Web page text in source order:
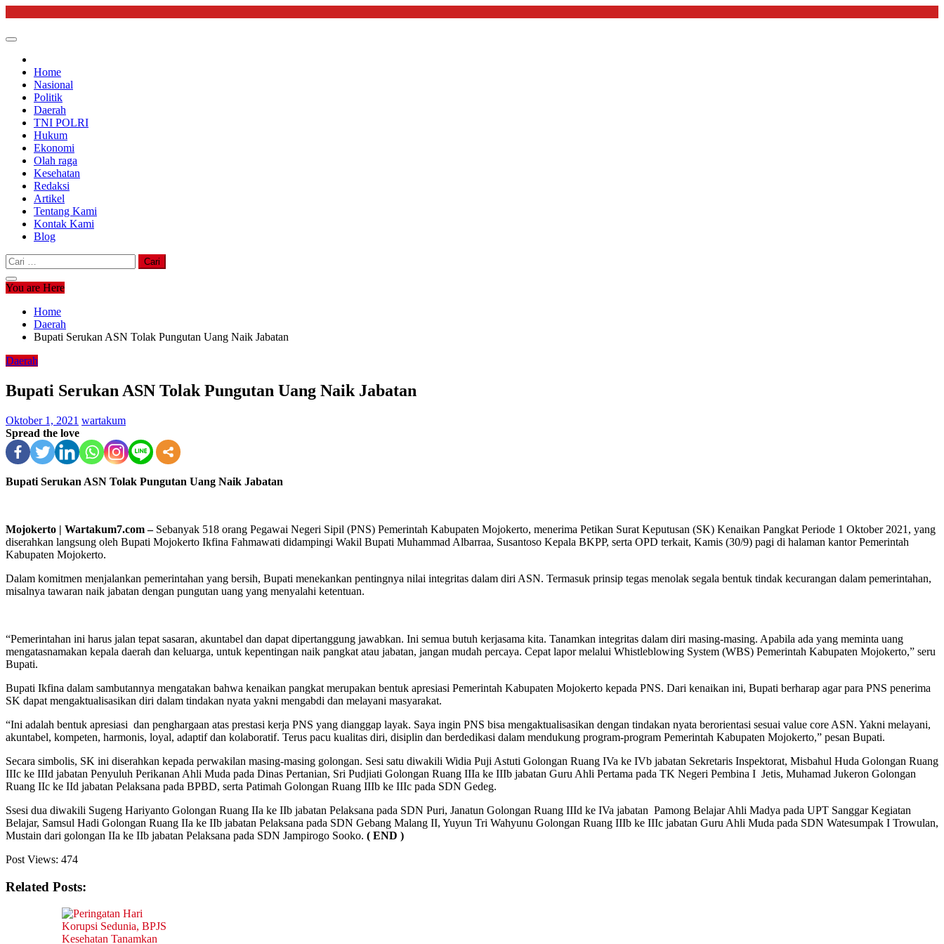
content
Home
Nasional
Politik
Daerah
TNI POLRI
Hukum
Ekonomi
Olah raga
Kesehatan
Redaksi
Artikel
Tentang Kami
Kontak Kami
Blog
Cari
untuk:
You are Here
Home
Daerah
Bupati Serukan ASN Tolak Pungutan Uang Naik Jabatan
Daerah
Bupati Serukan ASN Tolak Pungutan Uang Naik Jabatan
Oktober 1, 2021 wartakum
Spread the love
Bupati Serukan ASN Tolak Pungutan Uang Naik Jabatan
Mojokerto | Wartakum7.com –Sebanyak 518 orang Pegawai Negeri Sipil (PNS) Pemerintah Kabupaten Mojokerto, menerima Petikan Surat Keputusan (SK) Kenaikan Pangkat Periode 1 Oktober 2021, yang
diserahkan langsung oleh Bupati Mojokerto Ikfina Fahmawati didampingi Wakil Bupati Muhammad Albarraa, Susantoso Kepala BKPP, serta OPD terkait, Kamis (30/9) pagi di halaman kantor Pemerintah
Kabupaten Mojokerto.
Dalam komitmen menjalankan pemerintahan yang bersih, Bupati menekankan pentingnya nilai integritas dalam diri ASN. Termasuk prinsip tegas menolak segala bentuk tindak kecurangan dalam pemerintahan,
misalnya tawaran naik jabatan dengan pungutan uang yang menyalahi ketentuan.
“Pemerintahan ini harus jalan tepat sasaran, akuntabel dan dapat dipertanggung jawabkan. Ini semua butuh kerjasama kita. Tanamkan integritas dalam diri masing-masing. Apabila ada yang meminta uang
mengatasnamakan kepala daerah dan keluarga, untuk kepentingan naik pangkat atau jabatan, jangan mudah percaya. Cepat lapor melalui Whistleblowing System (WBS) Pemerintah Kabupaten Mojokerto,” seru
Bupati.
Bupati Ikfina dalam sambutannya mengatakan bahwa kenaikan pangkat merupakan bentuk apresiasi Pemerintah Kabupaten Mojokerto kepada PNS. Dari kenaikan ini, Bupati berharap agar para PNS penerima
SK dapat mengaktualisasikan diri dalam tindakan nyata yakni mengabdi dan melayani masyarakat.
“Ini adalah bentuk apresiasi dan penghargaan atas prestasi kerja PNS yang dianggap layak. Saya ingin PNS bisa mengaktualisasikan dengan tindakan nyata berorientasi sesuai value core ASN. Yakni melayani,
akuntabel, kompeten, harmonis, loyal, adaptif dan kolaboratif. Terus pacu kualitas diri, disiplin dan berdedikasi dalam mendukung program-program Pemerintah Kabupaten Mojokerto,” pesan Bupati.
Secara simbolis, SK ini diserahkan kepada perwakilan masing-masing golongan. Sesi satu diwakili Widia Puji Astuti Golongan Ruang IVa ke IVb jabatan Sekretaris Inspektorat, Misbahul Huda Golongan Ruang
IIIc ke IIId jabatan Penyuluh Perikanan Ahli Muda pada Dinas Pertanian, Sri Pudjiati Golongan Ruang IIIa ke IIIb jabatan Guru Ahli Pertama pada TK Negeri Pembina I Jetis, Muhamad Jukeron Golongan
Ruang IIc ke IId jabatan Pelaksana pada BPBD, serta Patimah Golongan Ruang IIIb ke IIIc pada SDN Gedeg.
Ssesi dua diwakili Sugeng Hariyanto Golongan Ruang IIa ke IIb jabatan Pelaksana pada SDN Puri, Janatun Golongan Ruang IIId ke IVa jabatan Pamong Belajar Ahli Madya pada UPT Sanggar Kegiatan
Belajar, Samsul Hadi Golongan Ruang IIa ke IIb jabatan Pelaksana pada SDN Gebang Malang II, Yuyun Tri Wahyunu Golongan Ruang IIIb ke IIIc jabatan Guru Ahli Muda pada SDN Watesumpak I Trowulan,
Mustain dari golongan IIa ke IIb jabatan Pelaksana pada SDN Jampirogo Sooko. ( END )
Post Views: 474
Related Posts: